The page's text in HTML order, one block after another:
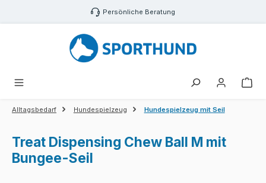
Zum Hauptinhalt springen Persönliche Beratung
Alltagsbedarf Hundespielzeug Hundespielzeug mit Seil
Treat Dispensing Chew Ball M mit
Bungee-Seil